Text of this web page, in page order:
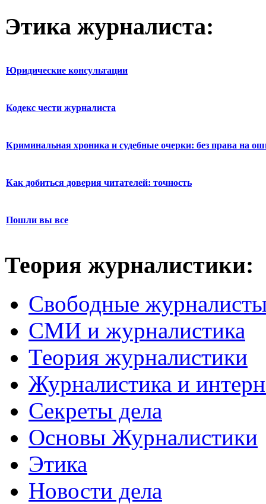
Этика журналиста:
Юридические консультации
Кодекс чести журналиста
Криминальная хроника и судебные очерки: без права на
Как добиться доверия читателей: точность
Пошли вы все
Теория журналистики:
Свободные
СМИ и журналистика
Теория журналистики
Журналистика и
Секреты дела
Основы Журналистики
Этика
Новости дела